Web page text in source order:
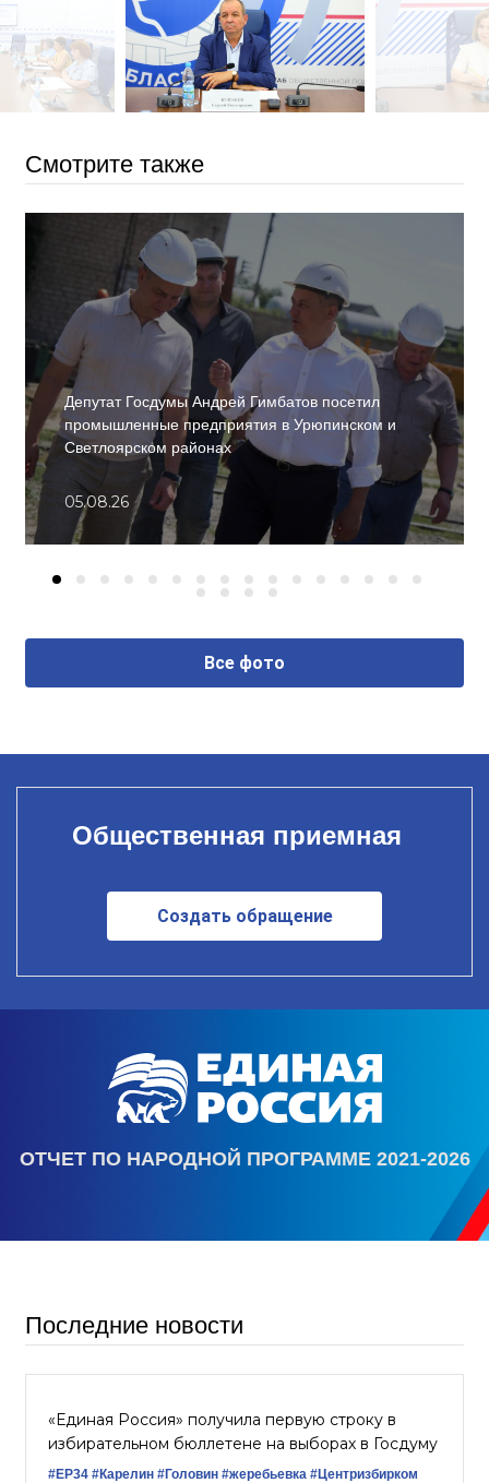
Смотрите также
Депутат Госдумы Андрей Гимбатов посетил
промышленные предприятия в Урюпинском и
Светлоярском районах
05.08.26
Все фото
Общественная приемная
Создать обращение
ОТЧЕТ ПО НАРОДНОЙ ПРОГРАММЕ 2021-2026
Последние новости
«Единая Россия» получила первую строку в
избирательном бюллетене на выборах в Госдуму
#ЕР34 #Карелин #Головин #жеребьевка #Центризбирком